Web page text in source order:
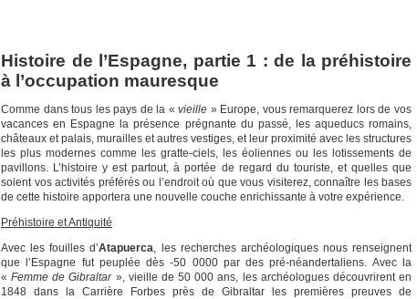
Histoire de l’Espagne, partie 1 : de la préhistoire
à l’occupation mauresque
Comme dans tous les pays de la «vieille » Europe, vous remarquerez lors de vos
vacances en Espagne la présence prégnante du passé, les aqueducs romains,
châteaux et palais, murailles et autres vestiges, et leur proximité avec les structures
les plus modernes comme les gratte-ciels, les éoliennes ou les lotissements de
pavillons. L’histoire y est partout, à portée de regard du touriste, et quelles que
soient vos activités préférés ou l’endroit où que vous visiterez, connaître les bases
de cette histoire apportera une nouvelle couche enrichissante à votre expérience.
Préhistoire et Antiquité
Avec les fouilles d’Atapuerca, les recherches archéologiques nous renseignent
que l’Espagne fut peuplée dès -50 0000 par des pré-néandertaliens. Avec la
«Femme de Gibraltar», vieille de 50 000 ans, les archéologues découvrirent en
1848 dans la Carrière Forbes près de Gibraltar les premières preuves de